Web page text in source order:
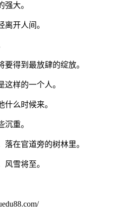
大。
开人间。
得到最放肆的绽放。
样的一个人。
什么时候来。
重。
在官道旁的树林里。
雪将至。